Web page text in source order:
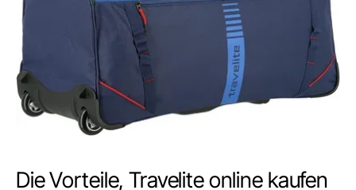
Die Vorteile, Travelite online kaufen